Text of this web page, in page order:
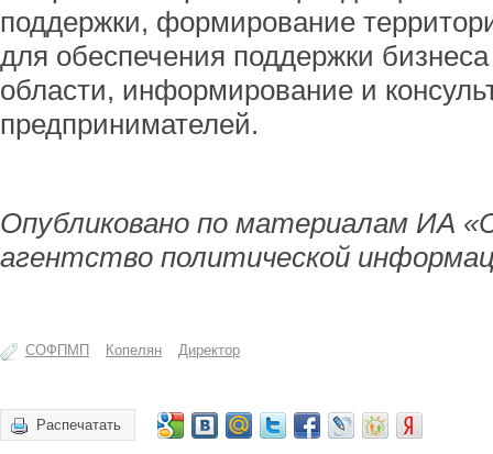
поддержки, формирование
для обеспечения поддержки
области, информирование и
предпринимателей.
Опубликовано по материалам ИА
агентство политической
СОФПМП Копелян Директор
Распечатать